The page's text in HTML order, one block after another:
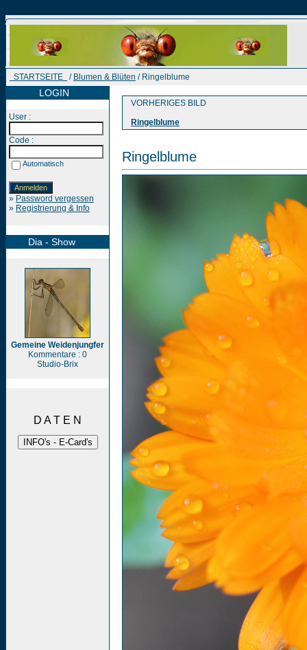
STARTSEITE / Blumen & Blüten / Ringelblume
LOGIN
User :
Code :
Automatisch
» Password vergessen
» Registrierung & Info
Dia - Show
Gemeine Weidenjungfer
Kommentare : 0
Studio-Brix
D A T E N
VORHERIGES BILD
Ringelblume
Ringelblume